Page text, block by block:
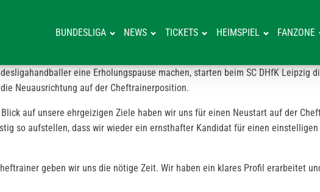
BUNDESLIGA NEWS TICKETS HEIMSPIEL FANZONE
eine Erholungspause machen, starten beim SC DHfK Leipzig
Neuausrichtung auf der Cheftrainerposition.
auf unsere ehrgeizigen Ziele haben wir uns für einen Neustart auf der
so aufstellen, dass wir wieder ein ernsthafter Kandidat für einen einstelligen
geben wir uns die nötige Zeit. Wir haben ein klares Profil erarbeitet